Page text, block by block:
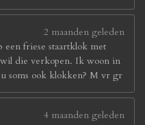
2 maanden geleden
een friese staartklok met
die verkopen. Ik woon in
soms ook klokken? M vr gr
4 maanden geleden